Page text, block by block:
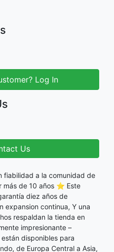
Log In
Us
fiabilidad a la comunidad de
de 10 años ⭐ Este
diez años de
expansion continua, Y una
respaldan la tienda en
impresionante –
disponibles para
de Europa Central a Asia,